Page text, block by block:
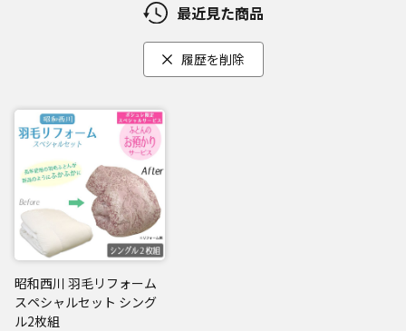
最近見た商品
履歴を削除
昭和西川 羽毛リフォーム
スペシャルセット シング
ル2枚組